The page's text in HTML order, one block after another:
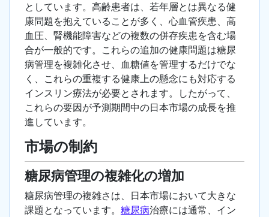
としています。高齢患者は、若年層とは異なる健
康問題を抱えていることが多く、心血管疾患、高
血圧、腎機能障害などの複数の併存疾患を含む場
合が一般的です。これらの追加の健康問題は糖尿
病管理を複雑化させ、血糖値を管理するだけでな
く、これらの重複する健康上の懸念にも対応する
インスリン療法が必要とされます。したがって、
これらの要因が予測期間中の日本市場の成長を推
進しています。
市場の制約
糖尿病管理の複雑化の増加
糖尿病管理の複雑さは、日本市場において大きな
課題となっています。 糖尿病治療には通常、イン